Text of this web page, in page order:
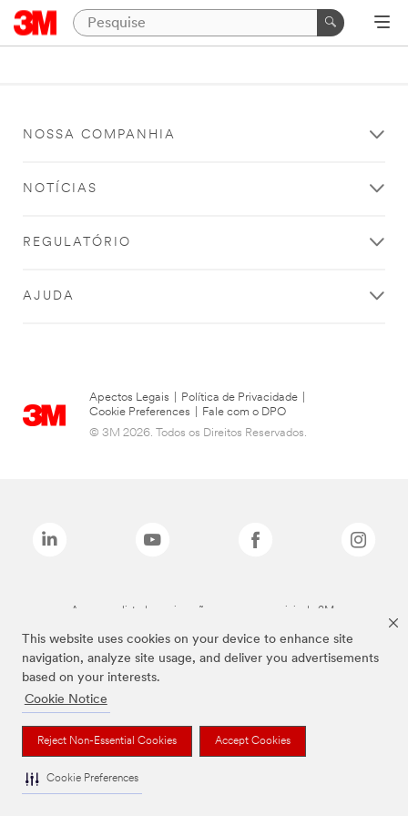
This website uses cookies on your device to enhance site
navigation, analyze site usage, and deliver you advertisements
based on your interests.
Cookie Notice
Reject Non-Essential Cookies Accept Cookies
Cookie Preferences
NOSSA COMPANHIA
NOTÍCIAS
REGULATÓRIO
AJUDA
Apectos Legais Política de Privacidade
Cookie Preferences
Fale com o DPO
© 3M 2026. Todos os Direitos Reservados.
As marcas listadas a cima são marcas comerciais da 3M.